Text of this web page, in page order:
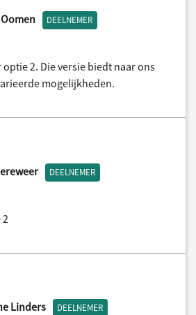
DEELNEMER
2. Die versie biedt naar ons
mogelijkheden.
DEELNEMER
2
Linders DEELNEMER